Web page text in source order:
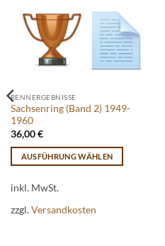
RENNERGEBNISSE
Sachsenring (Band 2) 1949-
1960
36,00€
AUSFÜHRUNG WÄHLEN
Produkt
mehrere
inkl. MwSt.
zzgl.Versandkosten